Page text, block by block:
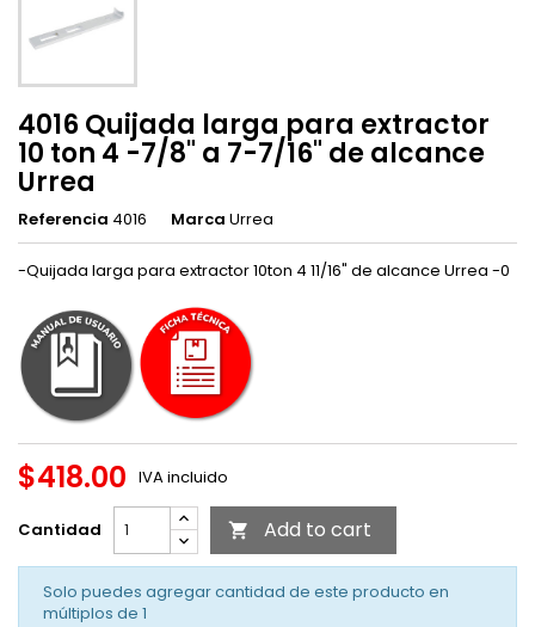
4016 Quijada larga para extractor
10 ton 4 -7/8" a 7-7/16" de alcance
Urrea
Referencia 4016 Marca Urrea
-Quijada larga para extractor 10ton 4 11/16" de alcance Urrea -0
$418.00 IVA incluido
Cantidad  Add to cart
Solo puedes agregar cantidad de este producto en
múltiplos de 1